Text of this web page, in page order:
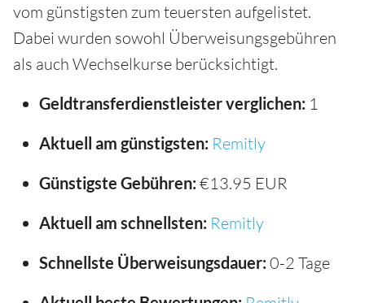
vom günstigsten zum teuersten aufgelistet.
Dabei wurden sowohl Überweisungsgebühren
als auch Wechselkurse berücksichtigt.
Geldtransferdienstleister verglichen: 1
Aktuell am günstigsten: Remitly
Günstigste Gebühren: €13.95 EUR
Aktuell am schnellsten: Remitly
Schnellste Überweisungsdauer: 0-2 Tage